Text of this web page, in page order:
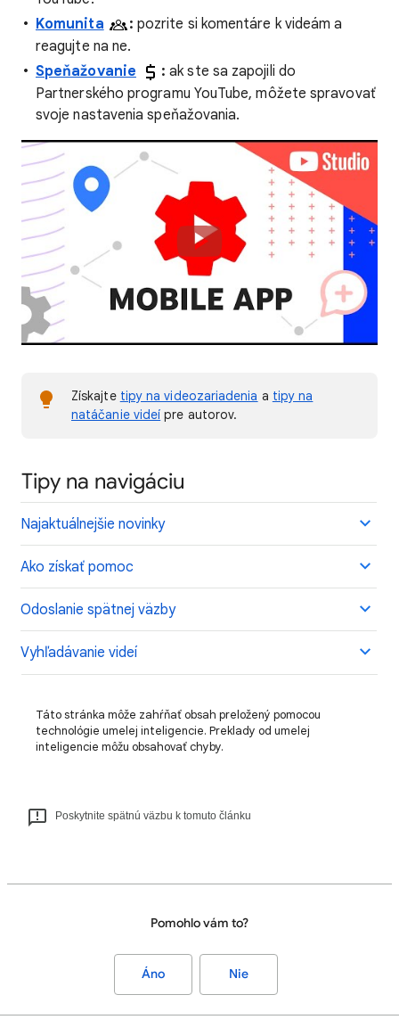
Komunita
: pozrite si komentáre k videám a
reagujte na ne.
Speňažovanie
: ak ste sa zapojili do
Partnerského programu YouTube, môžete spravovať
svoje nastavenia speňažovania.
Získajte tipy na videozariadenia a tipy na
natáčanie videí pre autorov.
Tipy na navigáciu
Najaktuálnejšie novinky
Ako získať pomoc
Odoslanie spätnej väzby
Vyhľadávanie videí
Táto stránka môže zahŕňať obsah preložený pomocou
technológie umelej inteligencie. Preklady od umelej
inteligencie môžu obsahovať chyby.
Poskytnite spätnú väzbu k tomuto článku
Pomohlo vám to?
Áno Nie